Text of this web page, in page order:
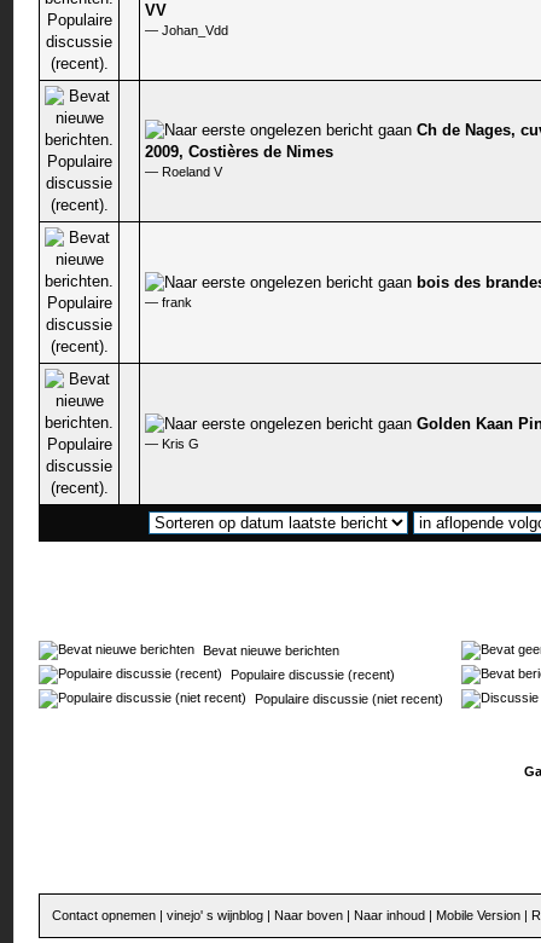
VV
—Johan_Vdd
0 stem - 0 van 5 gemiddeld
Ch de Nages,
2009, Costières de Nimes
— Roeland V
0 stem - 0 van 5 gemiddeld
bois des
—frank
0 stem - 0 van 5 gemiddeld
Golden Kaan
— Kris G
0 stem - 0 van 5 gemiddeld
Bevat nieuwe berichten
Populaire discussie (recent)
Populaire discussie (niet recent)
Contact opnemen |vinejo' s wijnblog | Naar boven | Naar inhoud | Mobile Version |